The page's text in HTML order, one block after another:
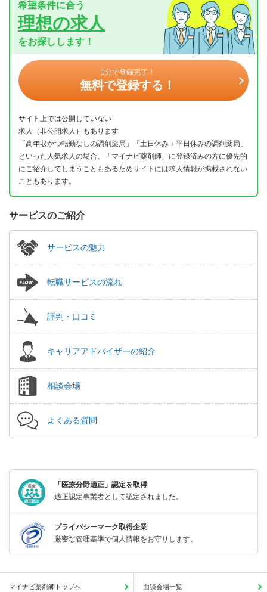
希望条件に合う
理想の求人
をお探しします！
1分で登録完了！
無料で登録する！
サイト上では公開していない
求人（非公開求人）もあります
「高年収かつ転勤なしの調剤薬局」「土日休み＋平日休みの調剤薬局」
といった人気求人の場合、「マイナビ薬剤師」に登録済みの方に優先的
にご紹介してしまうこともあるためサイトには求人情報が掲載されない
こともあります。
サービスのご紹介
サービスの魅力
転職サービスの流れ
評判・口コミ
キャリアアドバイザーの紹介
相談会場
よくある質問
「医療分野適正」認定を取得
適正認定事業者として認定されました。
プライバシーマーク取得企業
厳密な管理基準で個人情報をお守りします。
マイナビ薬剤師トップへ 面談会場一覧